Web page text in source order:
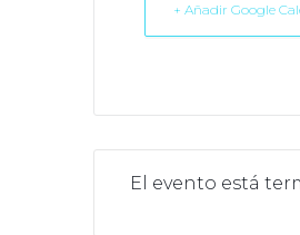
+ Añadir Google
El evento está